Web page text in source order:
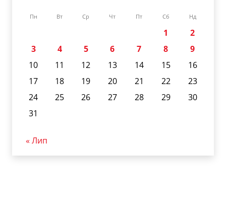
Пн Вт Ср Чт Пт Сб Нд
1
2
3
4 5 6 7 8
9
10
11 12 13 14 15
16
17
18 19 20 21 22
23
24
25 26 27 28 29
30
31
« Лип